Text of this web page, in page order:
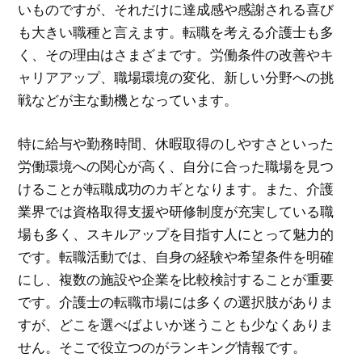
いものですが、それだけに達成感や感謝される喜び
も大きい職種と言えます。転職を考える介護士も多
く、その理由はさまざまです。労働条件の改善やキ
ャリアアップ、職場環境の変化、新しい分野への挑
戦などが主な動機となっています。
特に給与や勤務時間、休暇取得のしやすさといった
労働環境への関心が高く、自分に合った職場を見つ
けることが転職成功のカギとなります。また、介護
業界では資格取得支援や研修制度が充実している職
場も多く、スキルアップを目指す人にとって魅力的
です。転職活動では、自身の経験や希望条件を明確
にし、複数の施設や企業を比較検討することが重要
です。介護士の転職市場には多くの選択肢がありま
すが、どこを選べばよいか迷うことも少なくありま
せん。そこで役立つのがランキング情報です。